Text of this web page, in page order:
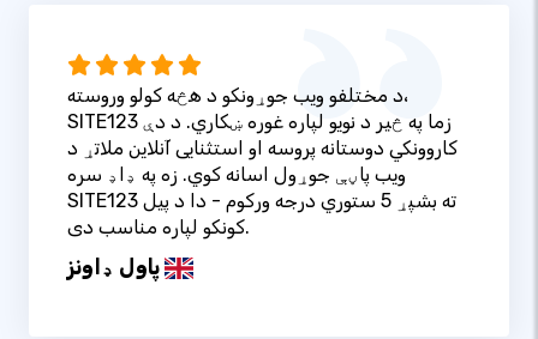
د مختلفو ویب جوړونکو د هڅه کولو وروسته،
SITE123 زما په څیر د نویو لپاره غوره ښکاري. د دې
کاروونکي دوستانه پروسه او استثنایی آنلاین ملاتړ د
ویب پاڼې جوړول اسانه کوي. زه په ډاډ سره
SITE123 ته بشپړ 5 ستوري درجه ورکوم - دا د پیل
کونکو لپاره مناسب دی.
پاول ډاونز